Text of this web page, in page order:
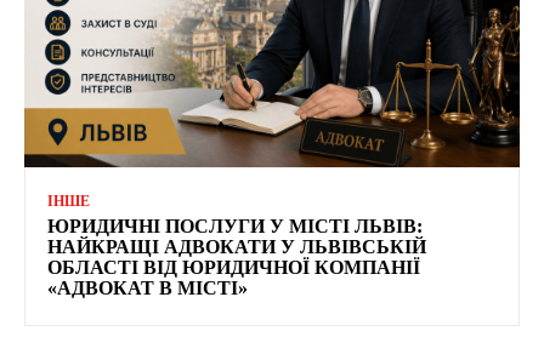
ІНШЕ
ЮРИДИЧНІ ПОСЛУГИ У МІСТІ ЛЬВІВ:
НАЙКРАЩІ АДВОКАТИ У ЛЬВІВСЬКІЙ
ОБЛАСТІ ВІД ЮРИДИЧНОЇ КОМПАНІЇ
«АДВОКАТ В МІСТІ»